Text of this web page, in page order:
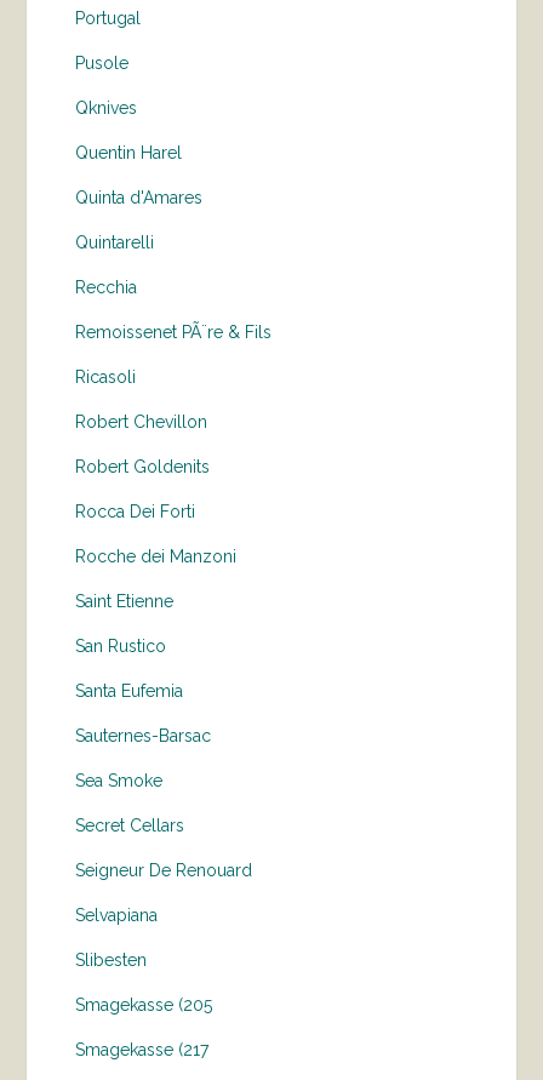
Portugal
Pusole
Qknives
Quentin Harel
Quinta d'Amares
Quintarelli
Recchia
Remoissenet PÃ¨re & Fils
Ricasoli
Robert Chevillon
Robert Goldenits
Rocca Dei Forti
Rocche dei Manzoni
Saint Etienne
San Rustico
Santa Eufemia
Sauternes-Barsac
Sea Smoke
Secret Cellars
Seigneur De Renouard
Selvapiana
Slibesten
Smagekasse (205
Smagekasse (217